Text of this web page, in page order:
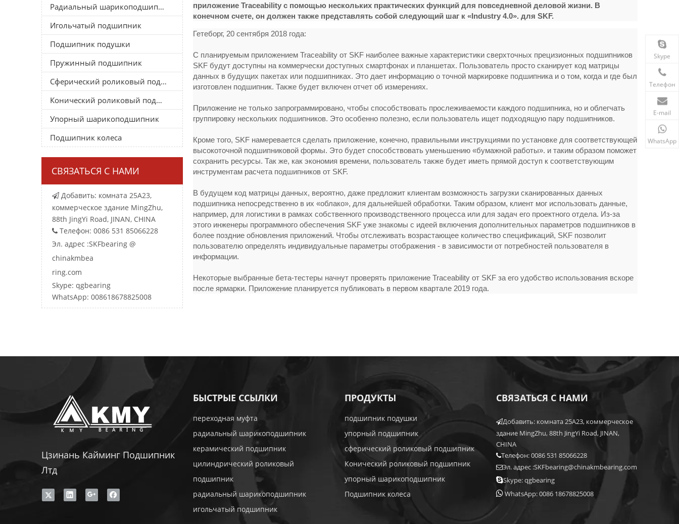
Радиальный шарикоподшипник
Игольчатый подшипник
Подшипник подушки
Пружинный подшипник
Сферический роликовый подшипник
Конический роликовый подшипник
Упорный шарикоподшипник
Подшипник колеса
СВЯЗАТЬСЯ С НАМИ
 Добавить: комната 25A23,
коммерческое здание MingZhu,
88th JingYi Road, JINAN, CHINA
 Телефон: 0086 531 85066228
Эл. адрес :SKFbearing @
chinakmbea
ring.com
Skype: qgbearing
WhatsApp: 008618678825008
приложение Traceability с помощью нескольких практических функций для повседневной деловой жизни. В
конечном счете, он должен также представлять собой следующий шаг к «Industry 4.0». для SKF.
Гетеборг, 20 сентября 2018 года:
С планируемым приложением Traceability от SKF наиболее важные характеристики сверхточных прецизионных подшипников
SKF будут доступны на коммерчески доступных смартфонах и планшетах. Пользователь просто сканирует код матрицы
данных в будущих пакетах или подшипниках. Это дает информацию о точной маркировке подшипника и о том, когда и где был
изготовлен подшипник. Также будет включен отчет об измерениях.
Приложение не только запрограммировано, чтобы способствовать прослеживаемости каждого подшипника, но и облегчать
группировку нескольких подшипников. Это особенно полезно, если пользователь ищет подходящую пару подшипников.
Кроме того, SKF намеревается сделать приложение, конечно, правильными инструкциями по установке для соответствующей
высокоточной подшипниковой формы. Это будет способствовать уменьшению «бумажной работы». и таким образом поможет
сохранить ресурсы. Так же, как экономия времени, пользователь также будет иметь прямой доступ к соответствующим
инструментам расчета подшипников от SKF.
В будущем код матрицы данных, вероятно, даже предложит клиентам возможность загрузки сканированных данных
подшипника непосредственно в их «облако», для дальнейшей обработки. Таким образом, клиент мог использовать данные,
например, для логистики в рамках собственного производственного процесса или для задач его проектного отдела. Из-за
этого инженеры программного обеспечения SKF уже знакомы с идеей включения дополнительных параметров подшипников в
более поздние обновления приложений. Чтобы отслеживать возрастающее количество спецификаций, SKF позволит
пользователю определять индивидуальные параметры отображения - в зависимости от потребностей пользователя в
информации.
Некоторые выбранные бета-тестеры начнут проверять приложение Traceability от SKF за его удобство использования вскоре
после ярмарки. Приложение планируется публиковать в первом квартале 2019 года.
Цзинань Кайминг Подшипник
Лтд
БЫСТРЫЕ ССЫЛКИ
переходная муфта
радиальный шарикоподшипник
керамический подшипник
цилиндрический роликовый
подшипник
радиальный шарикоподшипник
игольчатый подшипник
ПРОДУКТЫ
подшипник подушки
упорный подшипник
сферический роликовый подшипник
Конический роликовый подшипник
упорный шарикоподшипник
Подшипник колеса
СВЯЗАТЬСЯ С НАМИ
Добавить: комната 25A23, коммерческое
здание MingZhu, 88th JingYi Road, JINAN,
CHINA
Телефон: 0086 531 85066228
Эл. адрес :SKFbearing@chinakmbearing.com
Skype: qgbearing
 WhatsApp: 0086 18678825008
Skype
Телефон
E-mail
WhatsApp